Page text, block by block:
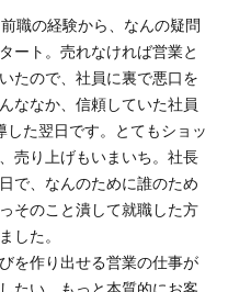
職の経験から、なんの疑問
ート。売れなければ営業と
たので、社員に裏で悪口を
ななか、信頼していた社員
た翌日です。とてもショッ
売り上げもいまいち。社長
で、なんのために誰のため
そのこと潰して就職した方
した。
を作り出せる営業の仕事が
たい、もっと本質的にお客